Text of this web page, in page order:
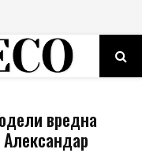
вредна